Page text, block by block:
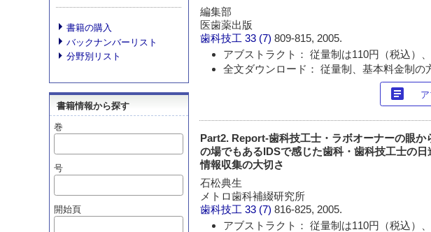
書籍の購入
バックナンバーリスト
分野別リスト
書籍情報から探す
巻
号
開始頁
編集部
医歯薬出版
歯科技工 33 (7)809-815, 2005.
アブストラクト： 従量制は110円（税込）
全文ダウンロード： 従量制、基本料金制の
article
Part2. Report-歯科技工士・ラボオーナーの眼か
の場でもあるIDSで感じた歯科・歯科技工士の
情報収集の大切さ
石松典生
メトロ歯科補綴研究所
歯科技工 33 (7)816-825, 2005.
アブストラクト： 従量制は110円（税込）